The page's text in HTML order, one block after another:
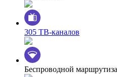
305 ТВ-каналов
Беспроводной